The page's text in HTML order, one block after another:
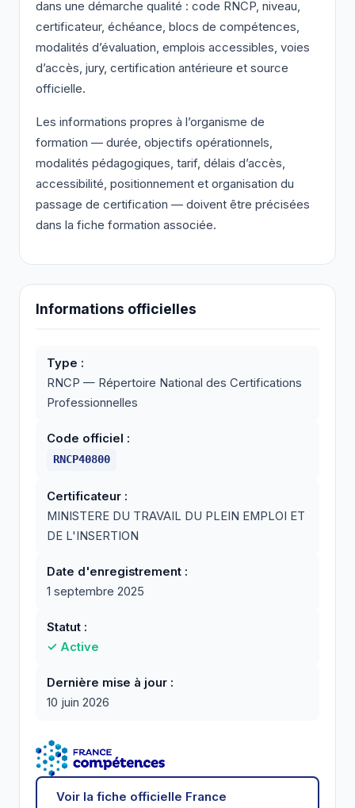
dans une démarche qualité : code RNCP, niveau,
certificateur, échéance, blocs de compétences,
modalités d’évaluation, emplois accessibles, voies
d’accès, jury, certification antérieure et source
officielle.
Les informations propres à l’organisme de
formation — durée, objectifs opérationnels,
modalités pédagogiques, tarif, délais d’accès,
accessibilité, positionnement et organisation du
passage de certification — doivent être précisées
dans la fiche formation associée.
Informations officielles
Type :
RNCP — Répertoire National des Certifications
Professionnelles
Code officiel :
RNCP40800
Certificateur :
MINISTERE DU TRAVAIL DU PLEIN EMPLOI ET
DE L'INSERTION
Date d'enregistrement :
1 septembre 2025
Statut :
✓ Active
Dernière mise à jour :
10 juin 2026
Voir la fiche officielle France